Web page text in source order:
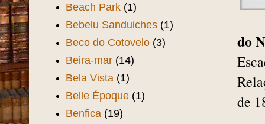
do
de
Beach Park (1)
Bebelu Sanduiches (1)
Beco do Cotovelo (3)
Beira-mar (14)
Bela Vista (1)
Belle Époque (1)
Benfica (19)